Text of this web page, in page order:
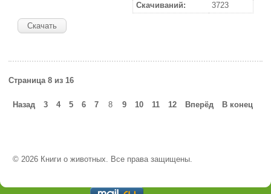
Скачиваний:
3723
Скачать
Страница 8 из 16
Назад 3 4 5 6 7 8 9 10 11 12 Вперёд В конец
© 2026 Книги о животных. Все права защищены.